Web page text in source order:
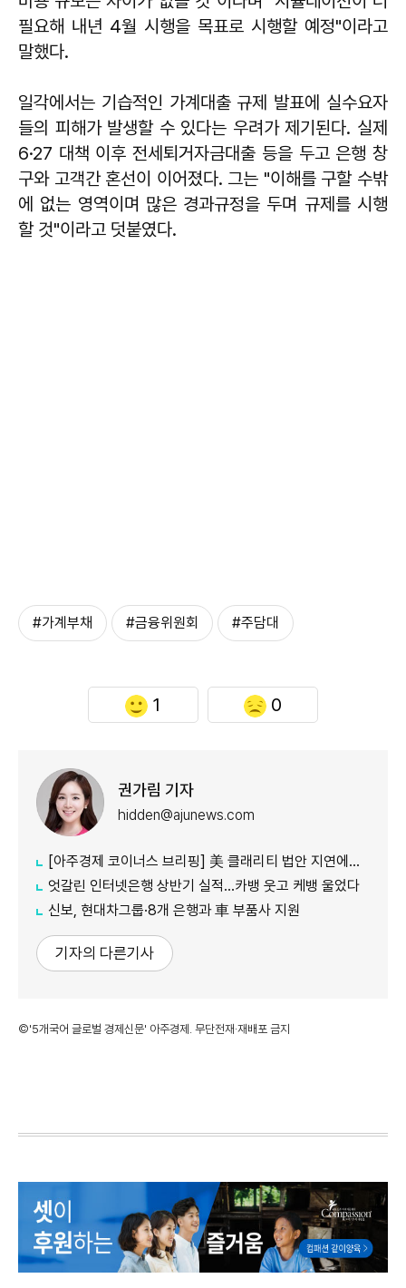
필요해 내년 4월 시행을 목표로 시행할 예정"이라고
말했다.
일각에서는 기습적인 가계대출 규제 발표에 실수요자
들의 피해가 발생할 수 있다는 우려가 제기된다. 실제
6·27 대책 이후 전세퇴거자금대출 등을 두고 은행 창
구와 고객간 혼선이 이어졌다. 그는 "이해를 구할 수밖
에 없는 영역이며 많은 경과규정을 두며 규제를 시행
할 것"이라고 덧붙였다.
#가계부채 #금융위원회 #주담대
1 0
권가림 기자
hidden@ajunews.com
[아주경제 코이너스 브리핑] 美 클래리티 법안 지연에도…비트코인 6만4500달러로 상승
엇갈린 인터넷은행 상반기 실적…카뱅 웃고 케뱅 울었다
신보, 현대차그룹·8개 은행과 車 부품사 지원
기자의 다른기사
©'5개국어 글로벌 경제신문' 아주경제. 무단전재·재배포 금지